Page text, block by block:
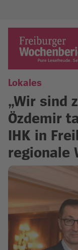
content
Freiburger
Lokales
„Wir sind
Özdemir
IHK in
regionale